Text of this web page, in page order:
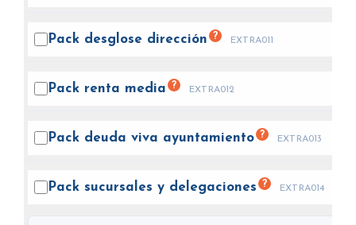
Pack desglose dirección ? EXTRA011
Pack renta media ? EXTRA012
Pack deuda viva ayuntamiento ? EXTRA013
Pack sucursales y delegaciones ? EXTRA014